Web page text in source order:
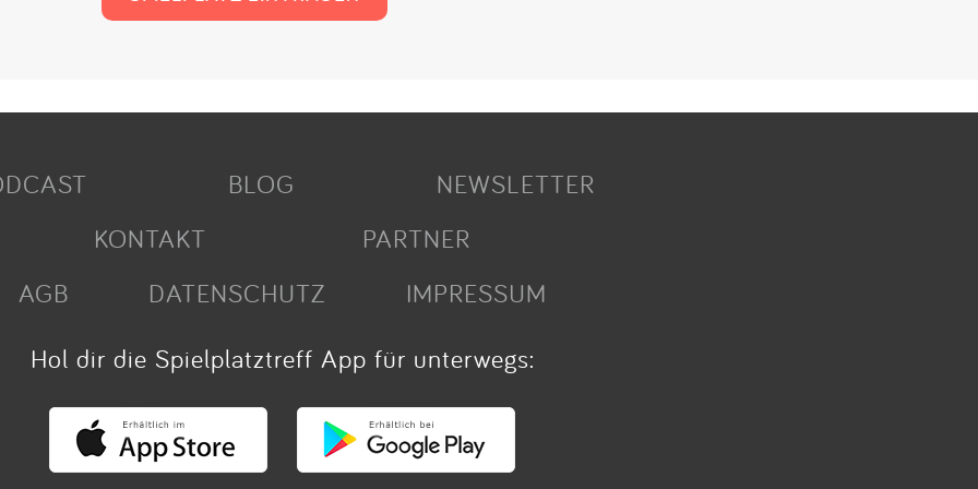
BLOG
NEWSLETTER
KONTAKT
PARTNER
AGB
DATENSCHUTZ
IMPRESSUM
Hol dir die Spielplatztreff App für unterwegs: